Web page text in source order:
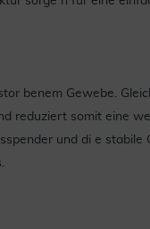
benem Gewebe.
reduziert somit eine
und di e